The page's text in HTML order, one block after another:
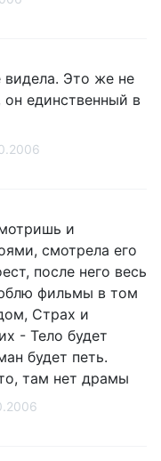
видела. Это же не
единственный в
и
смотрела его
после него весь
фильмы в том
Страх и
- Тело будет
будет петь.
там нет драмы